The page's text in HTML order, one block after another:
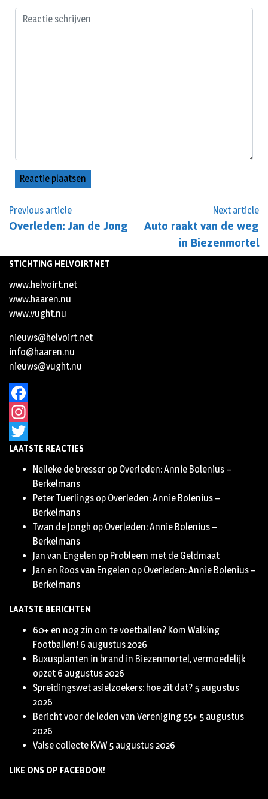
Previous article
Overleden: Jan de Jong
Next article
Auto raakt van de weg
in Biezenmortel
STICHTING HELVOIRTNET
www.helvoirt.net
www.haaren.nu
www.vught.nu
nieuws@helvoirt.net
info@haaren.nu
nieuws@vught.nu
Facebook
Instagram
Twitter
LAATSTE REACTIES
Nelleke de bresser op Overleden: Annie Bolenius –
Berkelmans
Peter Tuerlings op Overleden: Annie Bolenius –
Berkelmans
Twan de Jongh op Overleden: Annie Bolenius –
Berkelmans
Jan van Engelen op Probleem met de Geldmaat
Jan en Roos van Engelen op Overleden: Annie Bolenius –
Berkelmans
LAATSTE BERICHTEN
60+ en nog zin om te voetballen? Kom Walking
Footballen! 6 augustus 2026
Buxusplanten in brand in Biezenmortel, vermoedelijk
opzet 6 augustus 2026
Spreidingswet asielzoekers: hoe zit dat? 5 augustus
2026
Bericht voor de leden van Vereniging 55+ 5 augustus
2026
Valse collecte KVW 5 augustus 2026
LIKE ONS OP FACEBOOK!